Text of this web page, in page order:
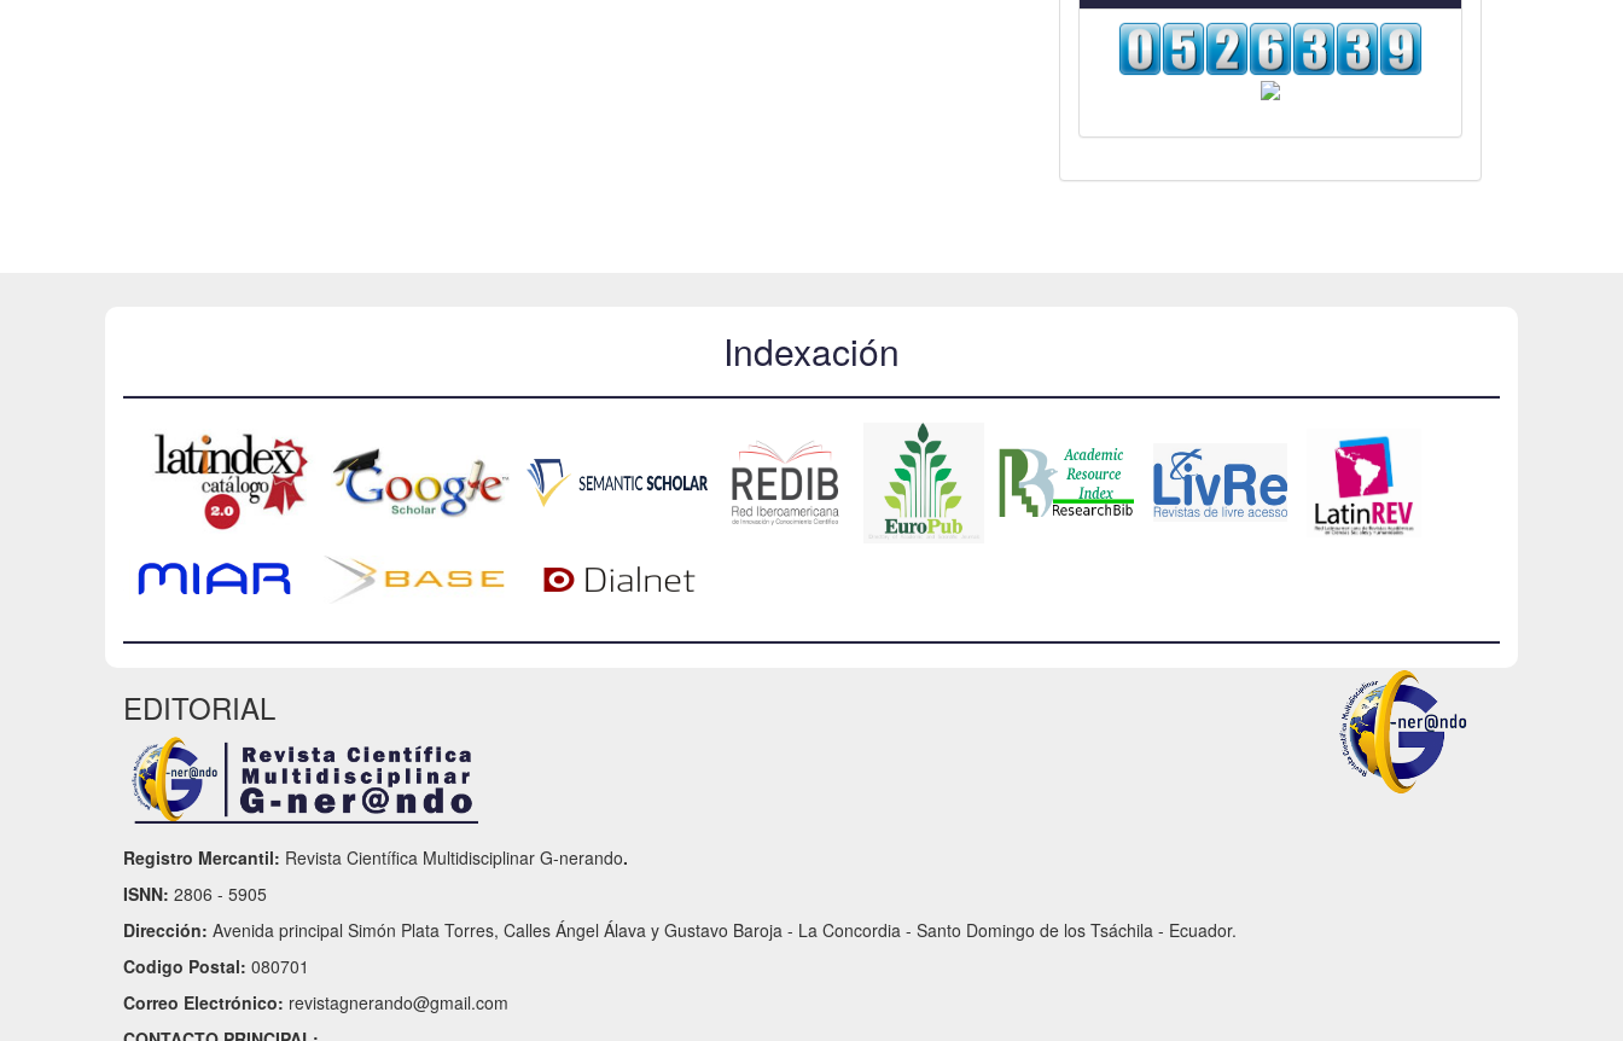
Indexación
EDITORIAL
Registro Mercantil: Revista Científica Multidisciplinar G-nerando.
ISNN: 2806 - 5905
Dirección: Avenida principal Simón Plata Torres, Calles Ángel Álava y Gustavo Baroja - La Concordia - Santo Domingo de los Tsáchila - Ecuador.
Codigo Postal: 080701
Correo Electrónico: revistagnerando@gmail.com